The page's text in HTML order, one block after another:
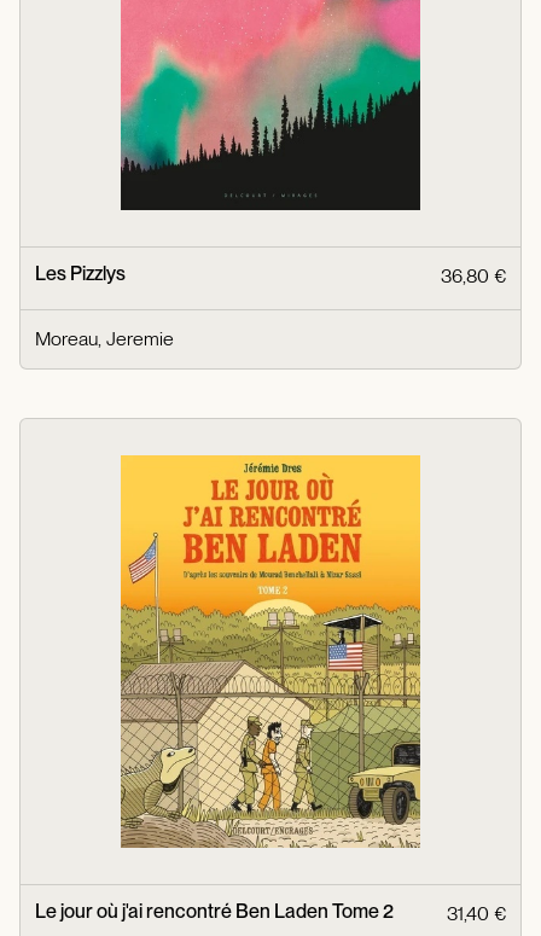
Les Pizzlys 36,80 €
Moreau, Jeremie
Le jour où j'ai rencontré Ben Laden Tome 2 31,40 €